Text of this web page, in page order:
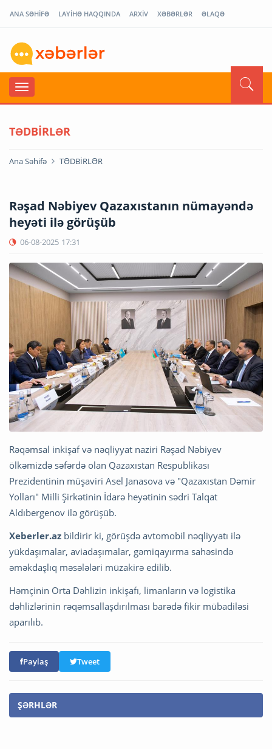
ANA SƏHİFƏ LAYİHƏ HAQQINDA ARXİV XƏBƏRLƏR ƏLAQƏ
TƏDBİRLƏR
Ana Səhifə TƏDBİRLƏR
Rəşad Nəbiyev Qazaxıstanın nümayəndə
heyəti ilə görüşüb
06-08-2025 17:31
Rəqəmsal inkişaf və nəqliyyat naziri Rəşad Nəbiyev
ölkəmizdə səfərdə olan Qazaxıstan Respublikası
Prezidentinin müşaviri Asel Janasova və "Qazaxıstan Dəmir
Yolları" Milli Şirkətinin İdarə heyətinin sədri Talqat
Aldıbergenov ilə görüşüb.
Xeberler.az bildirir ki, görüşdə avtomobil nəqliyyatı ilə
yükdaşımalar, aviadaşımalar, gəmiqayırma sahəsində
əməkdaşlıq məsələləri müzakirə edilib.
Həmçinin Orta Dəhlizin inkişafı, limanların və logistika
dəhlizlərinin rəqəmsallaşdırılması barədə fikir mübadiləsi
aparılıb.
Paylaş Tweet
ŞƏRHLƏR